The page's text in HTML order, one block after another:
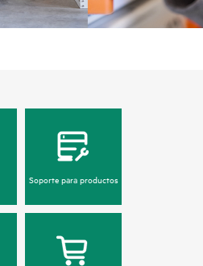
Soporte para productos